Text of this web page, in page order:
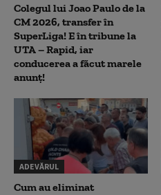
Colegul lui Joao Paulo de la
CM 2026, transfer în
SuperLiga! E în tribune la
UTA – Rapid, iar
conducerea a făcut marele
anunț!
ADEVĂRUL
Cum au eliminat